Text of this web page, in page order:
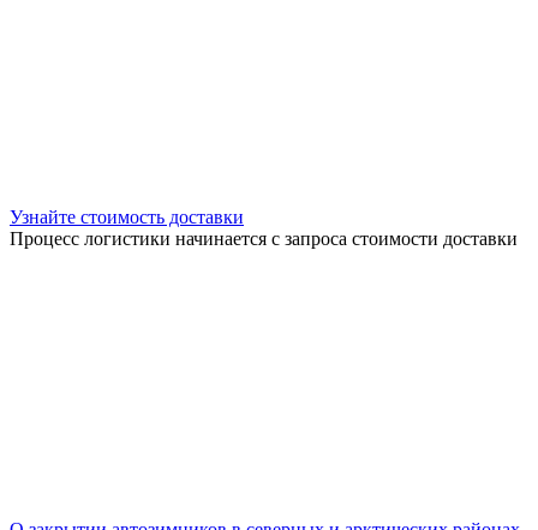
Узнайте стоимость доставки
Процесс логистики начинается с запроса стоимости доставки